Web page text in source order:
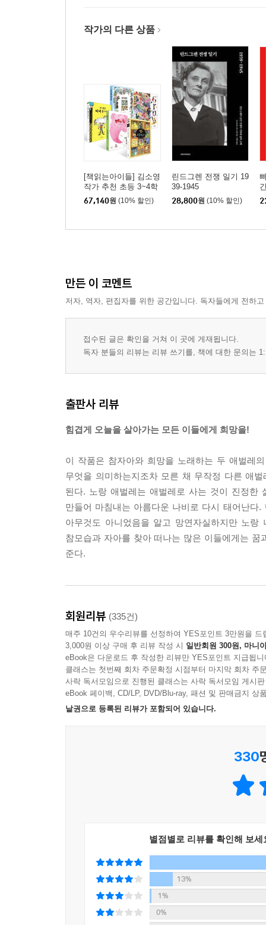
작가의 다른 상품
[책읽는아이들] 김소영
작가 추천 초등 3~4학
년 세트
67,140원 (10% 할인)
린드그렌 전쟁 일기 19
39-1945
28,800원 (10% 할인)
만든 이 코멘트
저자, 역자, 편집자를 위한 공간입니다. 독자들에게 전하
접수된 글은 확인을 거쳐 이 곳에 게재됩니다.
독자 분들의 리뷰는 리뷰 쓰기를, 책에 대한 문의는
출판사 리뷰
힘겹게 오늘을 살아가는 모든 이들에게 희망을!
이 작품은 참자아와 희망을 노래하는 두 애벌레
무엇을 의미하는지조차 모른 채 무작정 다른 애
된다. 노랑 애벌레는 애벌레로 사는 것이 진정한
만들어 마침내는 아름다운 나비로 다시 태어난다
아무것도 아니었음을 알고 망연자실하지만 노
참모습과 자아를 찾아 떠나는 많은 이들에게는
준다.
회원리뷰 (335건)
매주 10건의 우수리뷰를 선정하여 YES포인트 3만원을 드
3,000원 이상 구매 후 리뷰 작성 시 일반회원 300원, 마니
eBook은 다운로드 후 작성한 리뷰만 YES포인트 지급됩니
클래스는 첫번째 회차 주문확정 시점부터 마지막 회차 주
사락 독서모임으로 진행된 클래스는 사락 독서모임 게시
eBook 페이백, CD/LP, DVD/Blu-ray, 패션 및 판매금지 상
낱권으로 등록된 리뷰가 포함되어 있습니다.
330
별점별로 리뷰를 확인해 보세
13%
1%
0%